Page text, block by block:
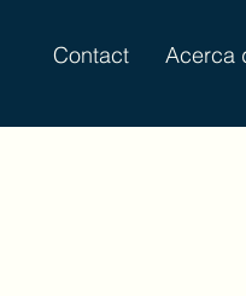
Contact Acerca